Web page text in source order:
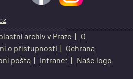
archiv v Praze | O
o přístupnosti | Ochrana
pošta | Intranet | Naše logo